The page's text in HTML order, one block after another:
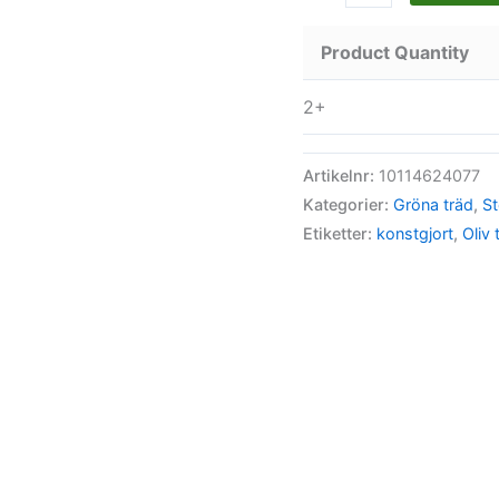
Product Quantity
2+
Artikelnr: 10114624077
Kategorier: Gröna träd,
Etiketter: konstgjort, Oliv